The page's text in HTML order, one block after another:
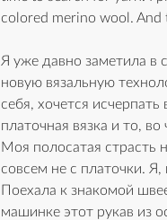
colored merino wool. And
Я уже давно заметила в
новую вязальную
себя, хочется
платочная вязка и то,
Моя полосатая страсть
совсем не с платочки.
Поехала к знакомой
машинке этот рукав из